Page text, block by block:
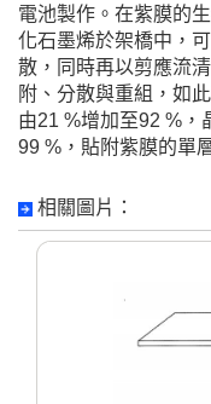
電池製作。在紫膜的
化石墨烯於架橋中，
散，同時再以剪應流
附、分散與重組，如
由21 %增加至92 %，
99 %，貼附紫膜的單
相關圖片：